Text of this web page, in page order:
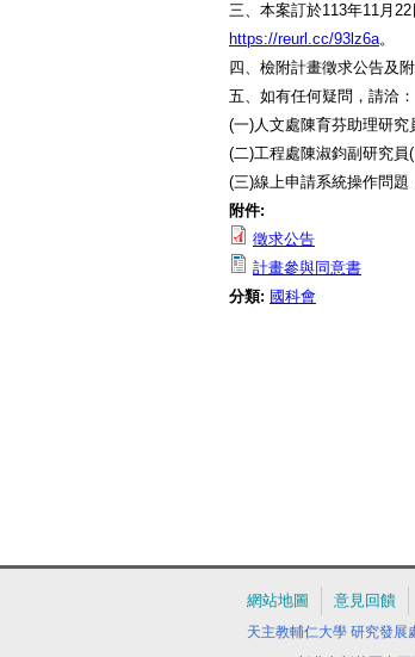
三、本案訂於113年11月
https://reurl.cc/93lz6a。
四、檢附計畫徵求公告及
五、如有任何疑問，請洽：
(一)人文處陳育芬助理研究
(二)工程處陳淑鈞副研究員
(三)線上申請系統操作問題
附件:
徵求公告
計畫參與同意書
分類: 國科會
網站地圖 意見回饋
天主教輔仁大學 研究發展